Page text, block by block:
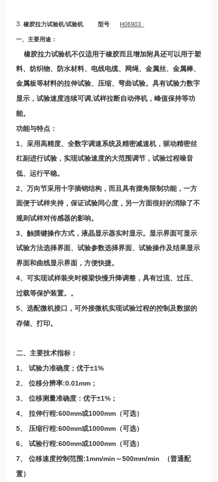
3. 橡胶拉力试验机/试验机型号 H06903
一、主要用途：
橡胶拉力试验机不仅适用于橡胶而且增加附具还可以用于塑
料、纺织物、防水材料、电线电缆、网绳、金属丝、金属棒、
金属板等材料的拉伸试验、压缩、弯曲试验。具有试验力数字
显示，试验速度连续可调 ,试样拉断自动停机，峰值保持等功
能。
功能与特点 ：
1、采用高精度、全数字调速系统及精密减速机，驱动精密丝
杠副进行试验，实现试验速度的大范围调节，试验过程噪音
低、运行平稳。
2、万向节采用十字插销结构，而且具有摆角限制功能，一方
面便于试样夹持，保证试验同心度，另一方面很好的消除了不
规则试样对传感器的影响。
3、触摸键操作方式，液晶显示器实时显示。显示界面可显示
试验方法选择界面、试验参数选择界面、试验操作及结果显示
界面和曲线显示界面，方便快捷。
4、可实现试样装夹时横梁快慢升降调整，具有过流、过压、
过载等保护装置。 。
5、选配微机接口，可外接微机实现试验过程的控制及数据的
存储、打印。
二、主要技术指标 ：
1、 试验力准确度；优于±1%
2、 位移分辨率:0.01mm ；
3、 位移测量准确度：优于±1% ；
4、 拉伸行程:600mm或1000mm （可选）
5、 压缩行程:600mm或1000mm （可选）
6、 试验行程:600mm或1000mm （可选）
7、 位移速度控制范围 :1mm/min ～500mm/min （普通配
置）